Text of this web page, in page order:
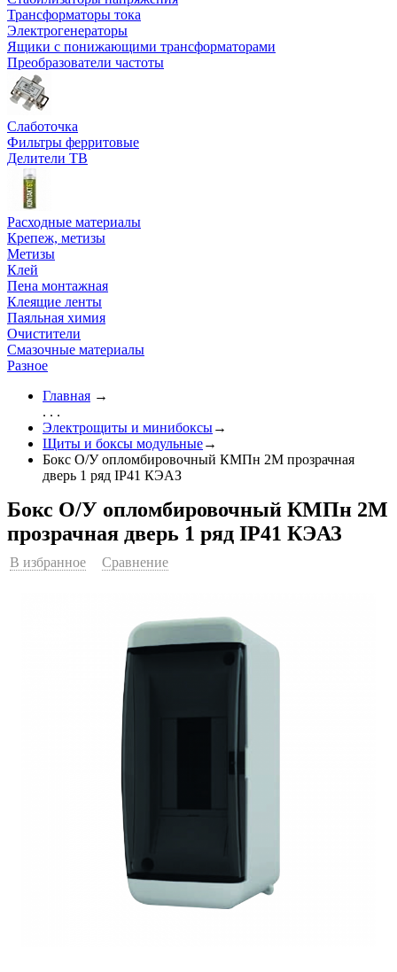
Трансформаторы тока
Электрогенераторы
Ящики с понижающими трансформаторами
Преобразователи частоты
Слаботочка
Фильтры ферритовые
Делители ТВ
Расходные материалы
Крепеж, метизы
Метизы
Клей
Пена монтажная
Клеящие ленты
Паяльная химия
Очистители
Смазочные материалы
Разное
Главная →
. . .
Электрощиты и минибоксы→
Щиты и боксы модульные→
Бокс О/У опломбировочный КМПн 2М прозрачная
дверь 1 ряд IP41 КЭАЗ
Бокс О/У опломбировочный КМПн 2М
прозрачная дверь 1 ряд IP41 КЭАЗ
В избранное Сравнение